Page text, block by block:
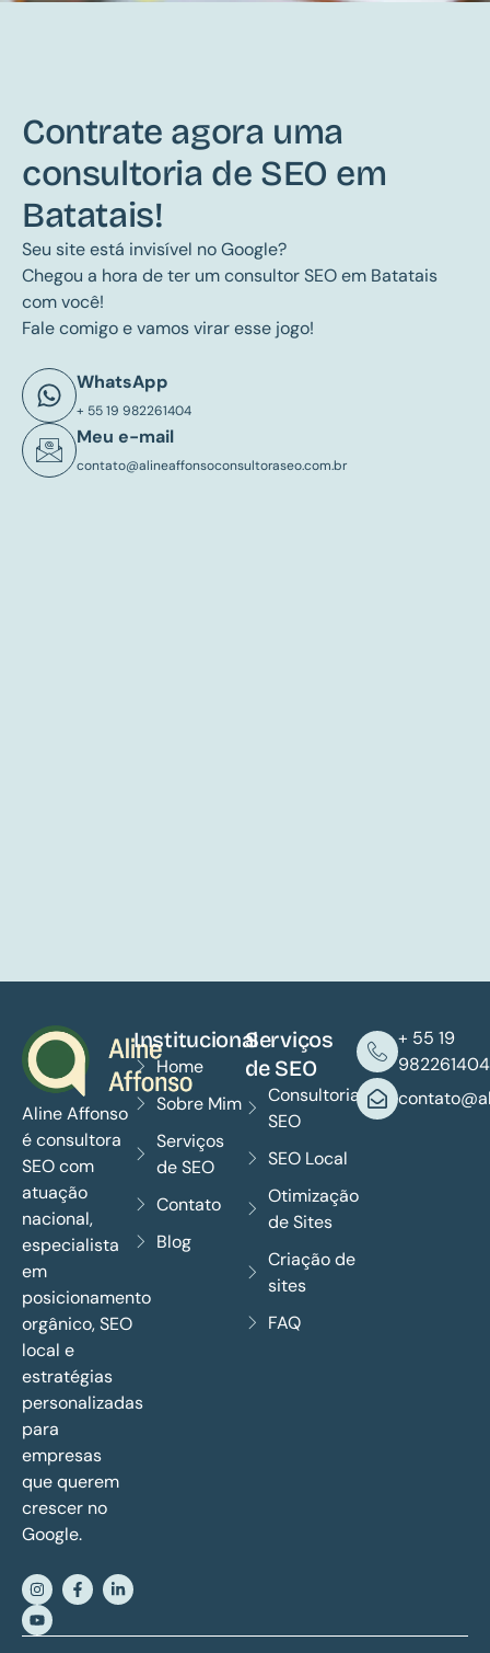
Contrate agora uma
consultoria de SEO em
Batatais!
Seu site está invisível no Google?
Chegou a hora de ter um consultor SEO em Batatais
com você!
Fale comigo e vamos virar esse jogo!
WhatsApp
+ 55 19 982261404
Meu e-mail
contato@alineaffonsoconsultoraseo.com.br
Aline Affonso
é consultora
SEO com
atuação
nacional,
especialista
em
posicionamento
orgânico, SEO
local e
estratégias
personalizadas
para
empresas
que querem
crescer no
Google.
Institucional
Home
Sobre Mim
Serviços
de SEO
Contato
Blog
Serviços
de SEO
Consultoria
SEO
SEO Local
Otimização
de Sites
Criação de
sites
FAQ
+ 55 19
982261404